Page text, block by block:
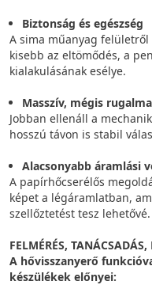
Biztonság és egészség
A sima műanyag
kisebb az eltömődés, a
kialakulásának esélye.
Masszív, mégis
Jobban ellenáll a
hosszú távon is stabil
Alacsonyabb áramlási
A papírhőcserélős
képet a légáramlatban,
szellőztetést tesz lehetővé.
FELMÉRÉS, TANÁCSADÁS,
A hővisszanyerő
készülékek előnyei: